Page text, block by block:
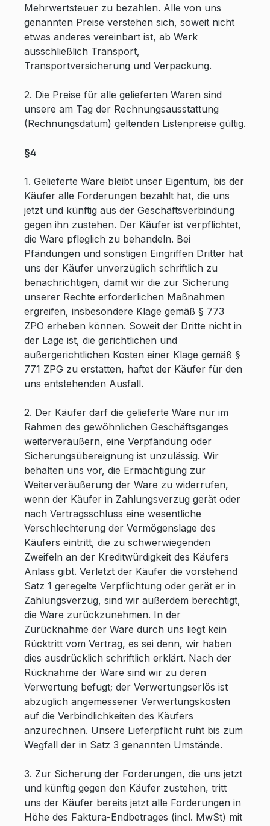
Mehrwertsteuer zu bezahlen. Alle von uns
genannten Preise verstehen sich, soweit nicht
etwas anderes vereinbart ist, ab Werk
ausschließlich Transport,
Transportversicherung und Verpackung.
2. Die Preise für alle gelieferten Waren sind
unsere am Tag der Rechnungsausstattung
(Rechnungsdatum) geltenden Listenpreise gültig.
§4
1. Gelieferte Ware bleibt unser Eigentum, bis der
Käufer alle Forderungen bezahlt hat, die uns
jetzt und künftig aus der Geschäftsverbindung
gegen ihn zustehen. Der Käufer ist verpflichtet,
die Ware pfleglich zu behandeln. Bei
Pfändungen und sonstigen Eingriffen Dritter hat
uns der Käufer unverzüglich schriftlich zu
benachrichtigen, damit wir die zur Sicherung
unserer Rechte erforderlichen Maßnahmen
ergreifen, insbesondere Klage gemäß § 773
ZPO erheben können. Soweit der Dritte nicht in
der Lage ist, die gerichtlichen und
außergerichtlichen Kosten einer Klage gemäß §
771 ZPG zu erstatten, haftet der Käufer für den
uns entstehenden Ausfall.
2. Der Käufer darf die gelieferte Ware nur im
Rahmen des gewöhnlichen Geschäftsganges
weiterveräußern, eine Verpfändung oder
Sicherungsübereignung ist unzulässig. Wir
behalten uns vor, die Ermächtigung zur
Weiterveräußerung der Ware zu widerrufen,
wenn der Käufer in Zahlungsverzug gerät oder
nach Vertragsschluss eine wesentliche
Verschlechterung der Vermögenslage des
Käufers eintritt, die zu schwerwiegenden
Zweifeln an der Kreditwürdigkeit des Käufers
Anlass gibt. Verletzt der Käufer die vorstehend
Satz 1 geregelte Verpflichtung oder gerät er in
Zahlungsverzug, sind wir außerdem berechtigt,
die Ware zurückzunehmen. In der
Zurücknahme der Ware durch uns liegt kein
Rücktritt vom Vertrag, es sei denn, wir haben
dies ausdrücklich schriftlich erklärt. Nach der
Rücknahme der Ware sind wir zu deren
Verwertung befugt; der Verwertungserlös ist
abzüglich angemessener Verwertungskosten
auf die Verbindlichkeiten des Käufers
anzurechnen. Unsere Lieferpflicht ruht bis zum
Wegfall der in Satz 3 genannten Umstände.
3. Zur Sicherung der Forderungen, die uns jetzt
und künftig gegen den Käufer zustehen, tritt
uns der Käufer bereits jetzt alle Forderungen in
Höhe des Faktura-Endbetrages (incl. MwSt) mit